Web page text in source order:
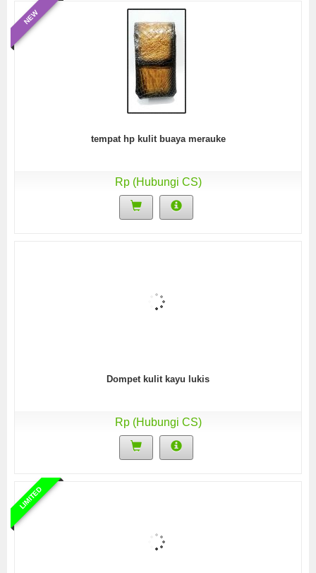
NEW
tempat hp kulit buaya merauke
Rp (Hubungi CS)
Dompet kulit kayu lukis
Rp (Hubungi CS)
LIMITED